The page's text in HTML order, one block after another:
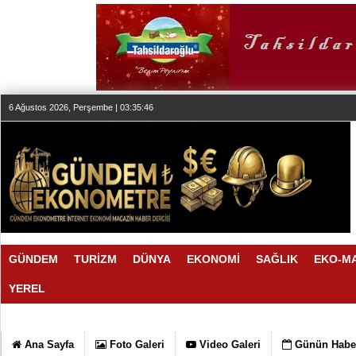
6 Ağustos 2026, Perşembe | 03:35:47
GÜNDEM TURİZM DÜNYA EKONOMİ SAĞLIK EKO-
YEREL
06:28 |EN İYİLER DEĞİL EN UYGUNLAR
DÖRT ŞİRKET DAHA!!!
FUJİTSU'DAN YENİ RENK
Ana Sayfa Foto Galeri Video Galeri Günün